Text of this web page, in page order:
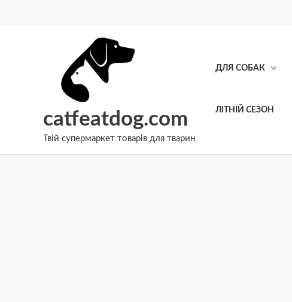
catfeatdog.com
Твій супермаркет товарів для тварин
ДЛЯ СОБАК
ЛІТНІЙ СЕЗОН